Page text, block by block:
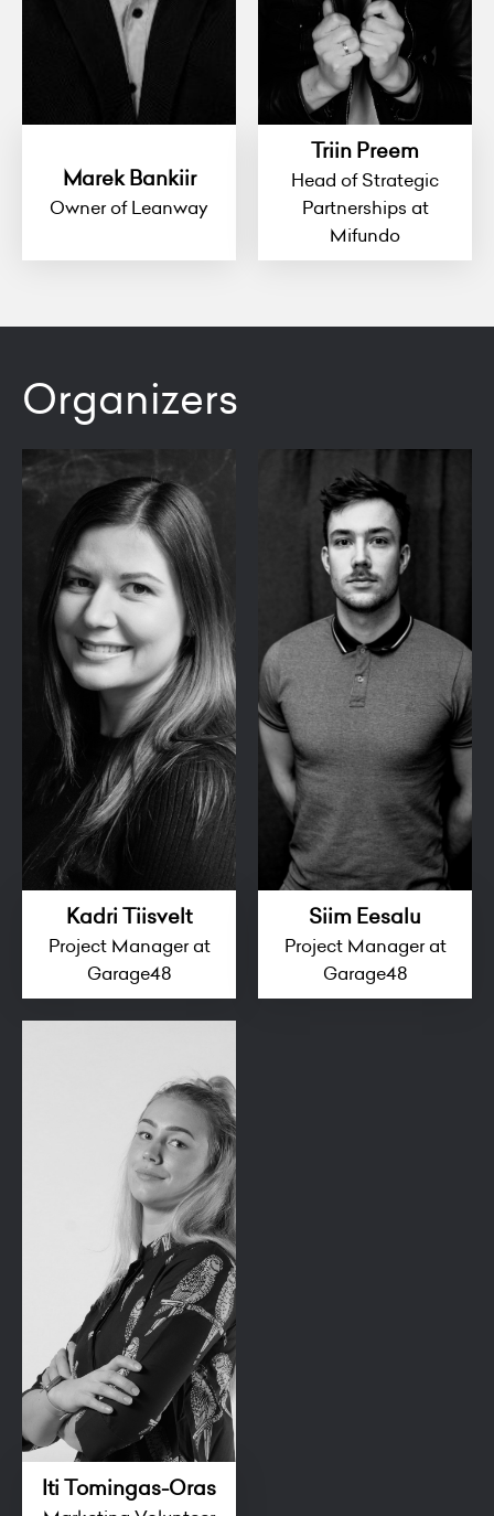
Marek Bankiir
Owner of Leanway
Triin Preem
Head of Strategic
Partnerships at
Mifundo
Organizers
Kadri Tiisvelt
Project Manager at
Garage48
Siim Eesalu
Project Manager at
Garage48
Iti Tomingas-Oras